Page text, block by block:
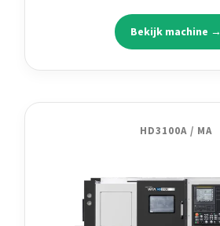
Bekijk machine →
HD3100A / MA